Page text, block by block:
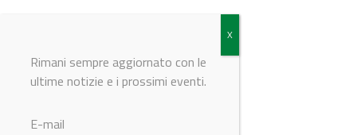
Rimani sempre aggiornato con le
ultime notizie e i prossimi eventi.
E-mail